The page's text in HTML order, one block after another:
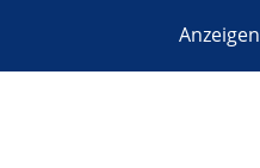
Anzeigen